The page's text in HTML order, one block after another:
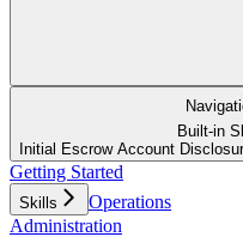
Built-in
Initial Escrow Account
Getting Started
Skills
Operations
Administration